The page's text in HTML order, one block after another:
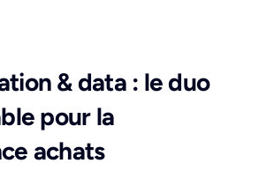
& data : le duo
pour la
achats